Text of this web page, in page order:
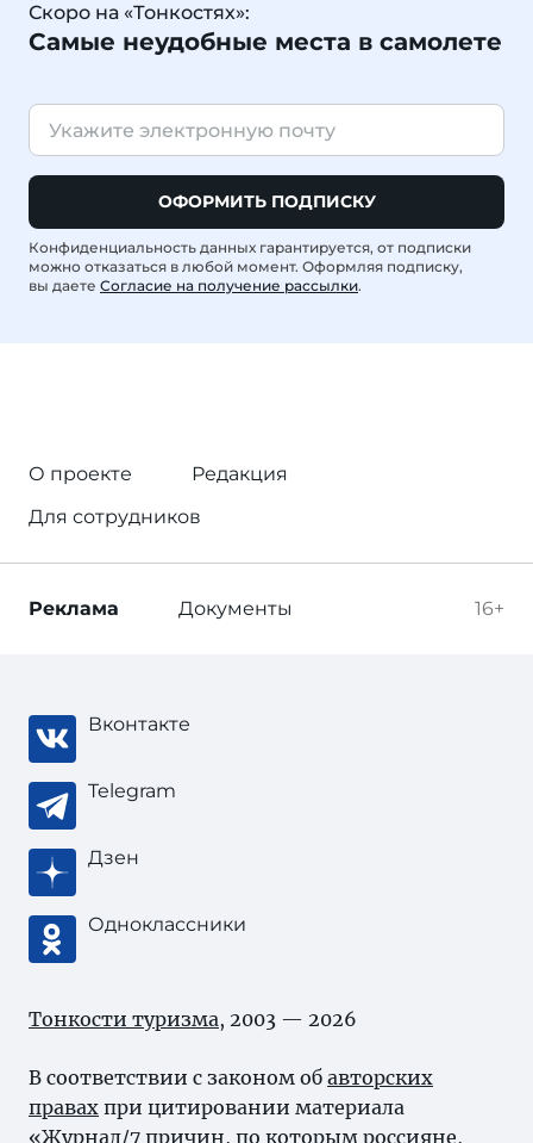
Скоро на «Тонкостях»:
Самые неудобные места в самолете
ОФОРМИТЬ ПОДПИСКУ
Конфиденциальность данных гарантируется, от подписки
можно отказаться в любой момент. Оформляя подписку,
вы даете Согласие на получение рассылки.
О проекте
Редакция
Для сотрудников
16+
Реклама Документы
Вконтакте
Telegram
Дзен
Одноклассники
Тонкости туризма, 2003 — 2026
В соответствии с законом об авторских
правах при цитировании материала
«Журнал/7 причин, по которым россияне,